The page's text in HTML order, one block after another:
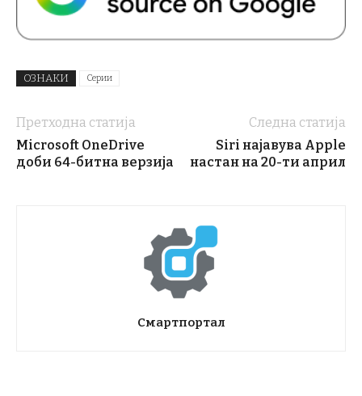
ОЗНАКИ Серии
Претходна статија
Microsoft OneDrive
доби 64-битна верзија
Следна статија
Siri најавува Apple
настан на 20-ти април
Смартпортал